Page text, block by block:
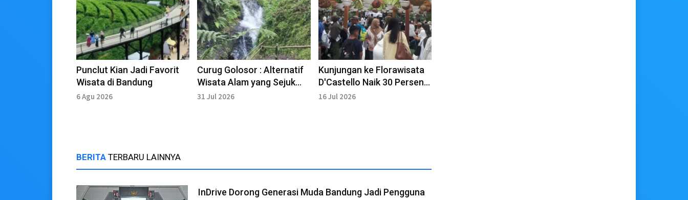
Punclut Kian Jadi Favorit
Wisata di Bandung
6 Agu 2026
Curug Golosor : Alternatif
Wisata Alam yang Sejuk
dan Asri
31 Jul 2026
Kunjungan ke Florawisata
D'Castello Naik 30 Persen
saat Libur Sekolah
16 Jul 2026
BERITA TERBARU LAINNYA
InDrive Dorong Generasi Muda Bandung Jadi Pengguna